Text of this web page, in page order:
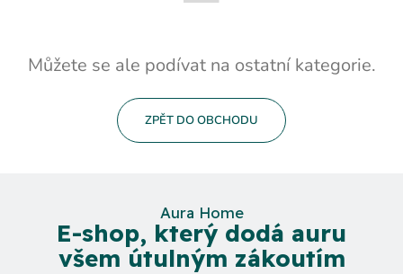
Můžete se ale podívat na ostatní kategorie.
ZPĚT DO OBCHODU
Aura Home
E-shop, který dodá auru
všem útulným zákoutím